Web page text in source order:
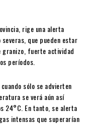
rige una alerta
que pueden estar
granizo, fuerte actividad
períodos.
sólo se advierten
se verá aún así
24°C. En tanto, se alerta
intensas que superarían